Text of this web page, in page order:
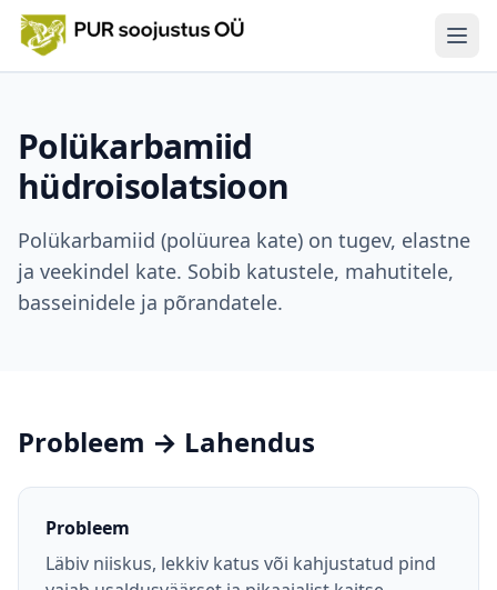
Termograafia
LHV remondilaen
Eesti|Suomi
Arvuta hind
Polükarbamiid
hüdroisolatsioon
Polükarbamiid (polüurea kate) on tugev, elastne
ja veekindel kate. Sobib katustele, mahutitele,
basseinidele ja põrandatele.
Probleem → Lahendus
Probleem
Läbiv niiskus, lekkiv katus või kahjustatud pind